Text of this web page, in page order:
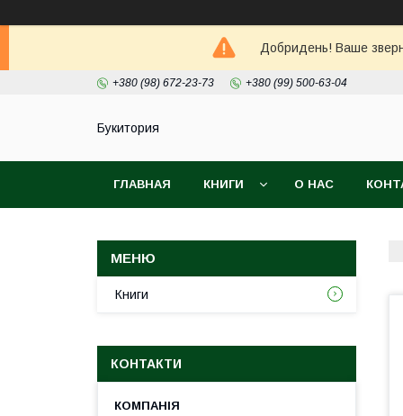
Добридень! Ваше
+380 (98) 672-23-73 +380 (99) 500-63-04
Букитория
ГЛАВНАЯ КНИГИ О НАС
Книги
КОНТАКТИ